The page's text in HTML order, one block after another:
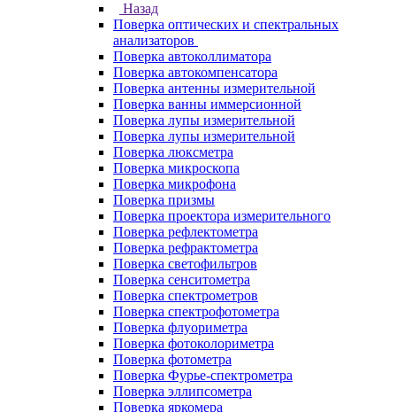
Назад
Поверка оптических и спектральных
анализаторов
Поверка автоколлиматора
Поверка автокомпенсатора
Поверка антенны измерительной
Поверка ванны иммерсионной
Поверка лупы измерительной
Поверка лупы измерительной
Поверка люксметра
Поверка микроскопа
Поверка микрофона
Поверка призмы
Поверка проектора измерительного
Поверка рефлектометра
Поверка рефрактометра
Поверка светофильтров
Поверка сенситометра
Поверка спектрометров
Поверка спектрофотометра
Поверка флуориметра
Поверка фотоколориметра
Поверка фотометра
Поверка Фурье-спектрометра
Поверка эллипсометра
Поверка яркомера